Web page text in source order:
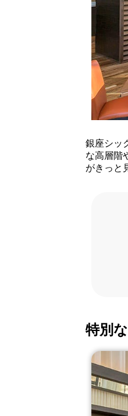
銀座シッ
な高層階
がきっと
特別